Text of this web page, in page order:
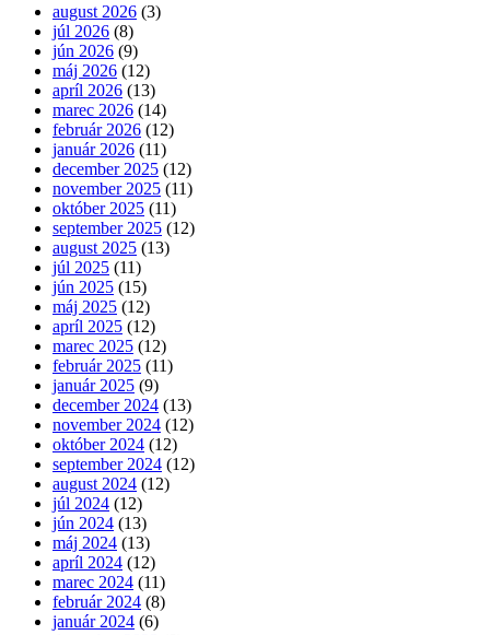
august 2026 (3)
júl 2026 (8)
jún 2026 (9)
máj 2026 (12)
apríl 2026 (13)
marec 2026 (14)
február 2026 (12)
január 2026 (11)
december 2025 (12)
november 2025 (11)
október 2025 (11)
september 2025 (12)
august 2025 (13)
júl 2025 (11)
jún 2025 (15)
máj 2025 (12)
apríl 2025 (12)
marec 2025 (12)
február 2025 (11)
január 2025 (9)
december 2024 (13)
november 2024 (12)
október 2024 (12)
september 2024 (12)
august 2024 (12)
júl 2024 (12)
jún 2024 (13)
máj 2024 (13)
apríl 2024 (12)
marec 2024 (11)
február 2024 (8)
január 2024 (6)